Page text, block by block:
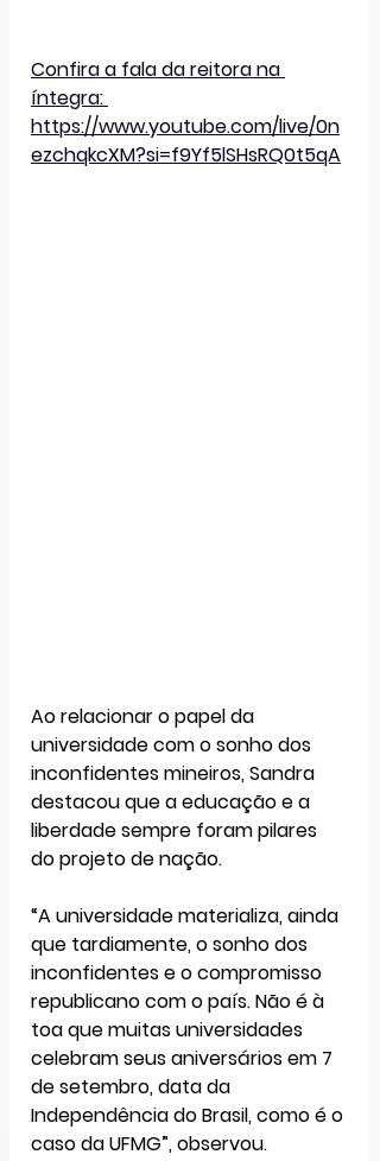
Confira a fala da reitora na
íntegra:
https://www.youtube.com/live/0n
ezchqkcXM?si=f9Yf5lSHsRQ0t5qA
Ao relacionar o papel da
universidade com o sonho dos
inconfidentes mineiros, Sandra
destacou que a educação e a
liberdade sempre foram pilares
do projeto de nação.
“A universidade materializa, ainda
que tardiamente, o sonho dos
inconfidentes e o compromisso
republicano com o país. Não é à
toa que muitas universidades
celebram seus aniversários em 7
de setembro, data da
Independência do Brasil, como é o
caso da UFMG”, observou.